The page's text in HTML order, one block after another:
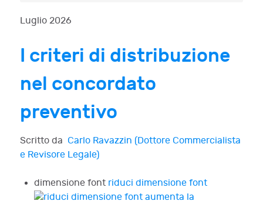
Luglio 2026
I criteri di distribuzione
nel concordato
preventivo
Scritto da Carlo Ravazzin (Dottore Commercialista
e Revisore Legale)
dimensione font riduci dimensione font
aumenta la